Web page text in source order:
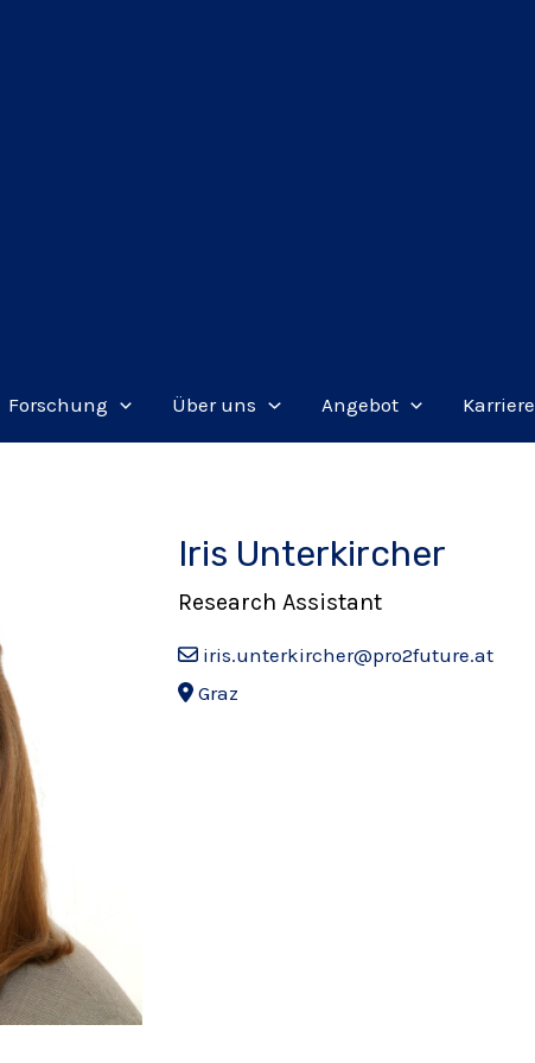
Forschung Über uns Angebot Karriere
Iris Unterkircher
Research Assistant
iris.unterkircher@pro2future.at
Graz